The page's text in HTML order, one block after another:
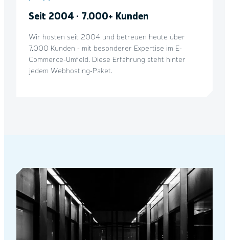
Seit 2004 · 7.000+ Kunden
Wir hosten seit 2004 und betreuen heute über
7.000 Kunden - mit besonderer Expertise im E-
Commerce-Umfeld. Diese Erfahrung steht hinter
jedem Webhosting-Paket.